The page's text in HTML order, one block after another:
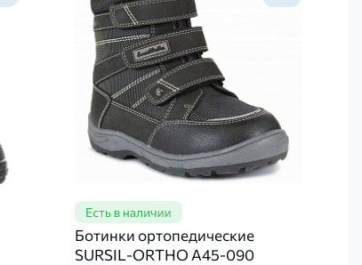
Ботинки ортопедические
SURSIL-ORTHO А45-090